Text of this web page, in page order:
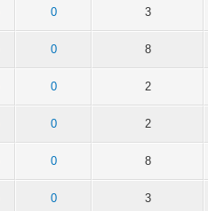
0 3
0 8
0 2
0 2
0 8
0 3